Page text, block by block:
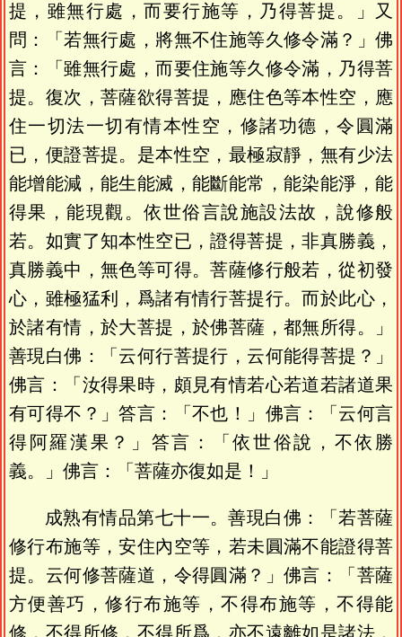
提，雖無行處，而要行施等，乃得菩提。」又
問：「若無行處，將無不住施等久修令滿？」佛
言：「雖無行處，而要住施等久修令滿，乃得菩
提。復次，菩薩欲得菩提，應住色等本性空，應
住一切法一切有情本性空，修諸功德，令圓滿
已，便證菩提。是本性空，最極寂靜，無有少法
能增能減，能生能滅，能斷能常，能染能淨，能
得果，能現觀。依世俗言說施設法故，說修般
若。如實了知本性空已，證得菩提，非真勝義，
真勝義中，無色等可得。菩薩修行般若，從初發
心，雖極猛利，爲諸有情行菩提行。而於此心，
於諸有情，於大菩提，於佛菩薩，都無所得。」
善現白佛：「云何行菩提行，云何能得菩提？」
佛言：「汝得果時，頗見有情若心若道若諸道果
有可得不？」答言：「不也！」佛言：「云何言
得阿羅漢果？」答言：「依世俗說，不依勝
義。」佛言：「菩薩亦復如是！」
成熟有情品第七十一。善現白佛：「若菩薩
修行布施等，安住內空等，若未圓滿不能證得菩
提。云何修菩薩道，令得圓滿？」佛言：「菩薩
方便善巧，修行布施等，不得布施等，不得能
修，不得所修，不得所爲，亦不遠離如是諸法，